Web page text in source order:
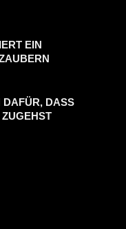
EIN
DAFÜR, DASS